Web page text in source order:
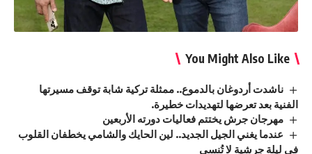
You Might Also Like
ناشدت أردوغان بالدموع.. ممثلة تركية شابة توقف مسيرتها
الفنية بعد تعرضها لتهديدات خطيرة.
مهرجان جرش يختتم فعاليات دورته الأربعين
عندما يغني الجيل الجديد.. لين الحايك والشامي يخطفان القلوب
في ليلة جرشية لا تُنسى